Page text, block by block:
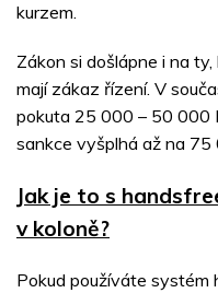
kurzem.
Zákon si došlápne i na
mají zákaz řízení. V
pokuta 25 000 – 50 000
sankce vyšplhá až na 75
Jak je to s
v koloně?
Pokud používáte systém